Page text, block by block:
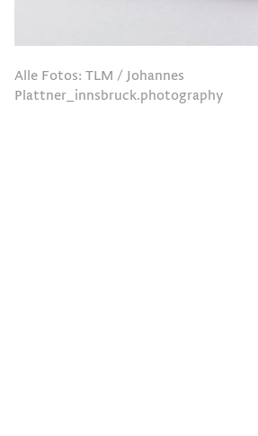
Alle Fotos: TLM / Johannes
Plattner_innsbruck.photography